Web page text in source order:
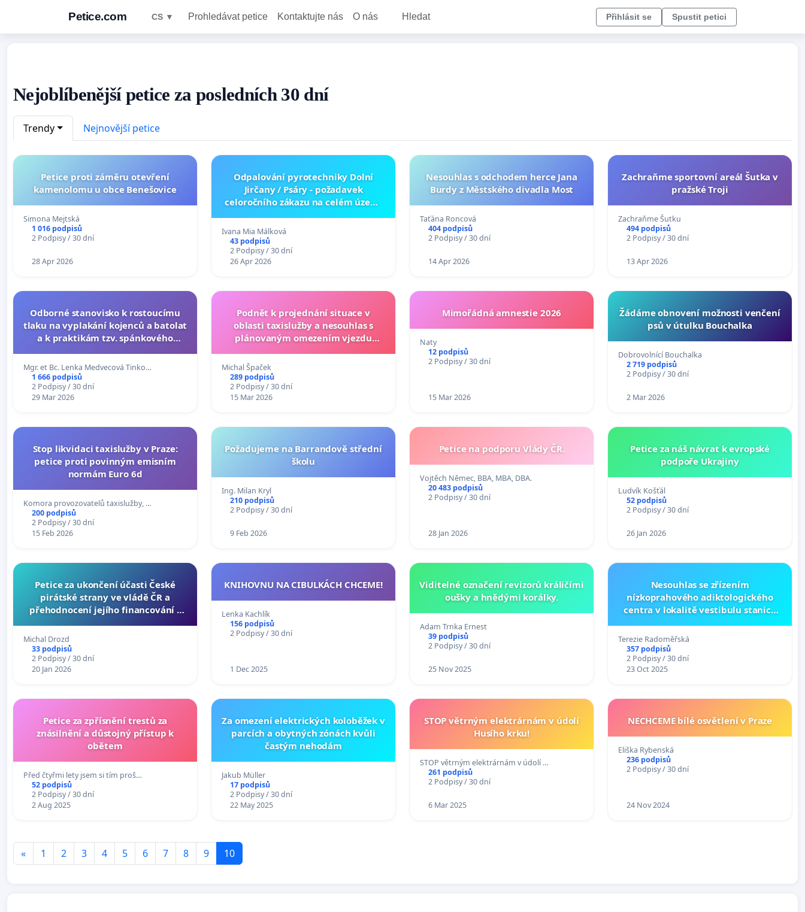
Petice.com CS ▼ Prohledávat petice Kontaktujte nás O nás Hledat Přihlásit se Spustit petici
Nejoblíbenější petice za posledních 30 dní
Trendy Nejnovější petice
Petice proti záměru otevření
kamenolomu u obce Benešovice
Simona Mejtská
1 016 podpisů
2 Podpisy / 30 dní
28 Apr 2026
Odpalování pyrotechniky Dolní
Jirčany / Psáry - požadavek
celoročního zákazu na celém území
Ivana Mia Málková
43 podpisů
2 Podpisy / 30 dní
26 Apr 2026
Nesouhlas s odchodem herce Jana
Burdy z Městského divadla Most
Taťána Roncová
404 podpisů
2 Podpisy / 30 dní
14 Apr 2026
Zachraňme sportovní areál Šutka v
pražské Troji
Zachraňme Šutku
494 podpisů
2 Podpisy / 30 dní
13 Apr 2026
Odborné stanovisko k rostoucímu
tlaku na vyplakání kojenců a batolat
a k praktikám tzv. spánkového
Mgr. et Bc. Lenka Medvecová Tinko…
1 666 podpisů
2 Podpisy / 30 dní
29 Mar 2026
Podnět k projednání situace v
oblasti taxislužby a nesouhlas s
plánovaným omezením vjezdu
Michal Špaček
289 podpisů
2 Podpisy / 30 dní
15 Mar 2026
Mimořádná amnestie 2026
Naty
12 podpisů
2 Podpisy / 30 dní
15 Mar 2026
Žádáme obnovení možnosti venčení
psů v útulku Bouchalka
Dobrovolnící Bouchalka
2 719 podpisů
2 Podpisy / 30 dní
2 Mar 2026
Stop likvidaci taxislužby v Praze:
petice proti povinným emisním
normám Euro 6d
Komora provozovatelů taxislužby, …
200 podpisů
2 Podpisy / 30 dní
15 Feb 2026
Požadujeme na Barrandově střední
školu
Ing. Milan Kryl
210 podpisů
2 Podpisy / 30 dní
9 Feb 2026
Petice na podporu Vlády ČR.
Vojtěch Němec, BBA, MBA, DBA.
20 483 podpisů
2 Podpisy / 30 dní
28 Jan 2026
Petice za náš návrat k evropské
podpoře Ukrajiny
Ludvík Košťál
52 podpisů
2 Podpisy / 30 dní
26 Jan 2026
Petice za ukončení účasti České
pirátské strany ve vládě ČR a
přehodnocení jejího financování z
Michal Drozd
33 podpisů
2 Podpisy / 30 dní
20 Jan 2026
KNIHOVNU NA CIBULKÁCH CHCEME!
Lenka Kachlík
156 podpisů
2 Podpisy / 30 dní
1 Dec 2025
Viditelné označení revizorů králičími
oušky a hnědými korálky.
Adam Trnka Ernest
39 podpisů
2 Podpisy / 30 dní
25 Nov 2025
Nesouhlas se zřízením
nízkoprahového adiktologického
centra v lokalitě vestibulu stanice
Terezie Radoměřská
357 podpisů
2 Podpisy / 30 dní
23 Oct 2025
Petice za zpřísnění trestů za
znásilnění a důstojný přístup k
obětem
Před čtyřmi lety jsem si tím proš…
52 podpisů
2 Podpisy / 30 dní
2 Aug 2025
Za omezení elektrických koloběžek v
parcích a obytných zónách kvůli
častým nehodám
Jakub Müller
17 podpisů
2 Podpisy / 30 dní
22 May 2025
STOP větrným elektrárnám v údolí
Husího krku!
STOP větrným elektrárnám v údolí …
261 podpisů
2 Podpisy / 30 dní
6 Mar 2025
NECHCEME bílé osvětlení v Praze
Eliška Rybenská
236 podpisů
2 Podpisy / 30 dní
24 Nov 2024
« 1 2 3 4 5 6 7 8 9 10